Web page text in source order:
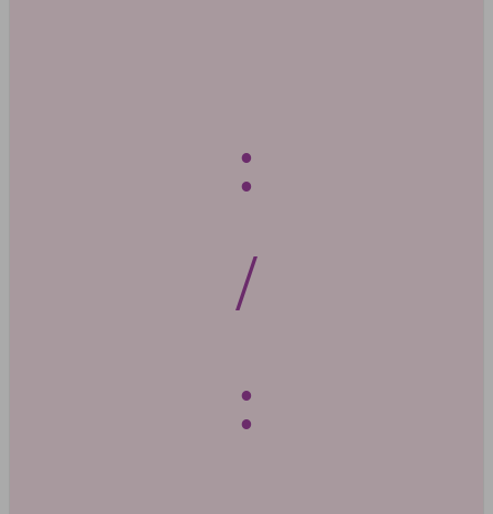
:
/
: